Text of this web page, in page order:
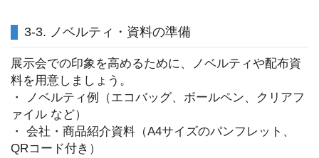
3-3. ノベルティ・資料の準備
展示会での印象を高めるために、ノベルティや配布資
料を用意しましょう。
・ ノベルティ例（エコバッグ、ボールペン、クリアフ
ァイル など）
・ 会社・商品紹介資料（A4サイズのパンフレット、
QRコード付き）